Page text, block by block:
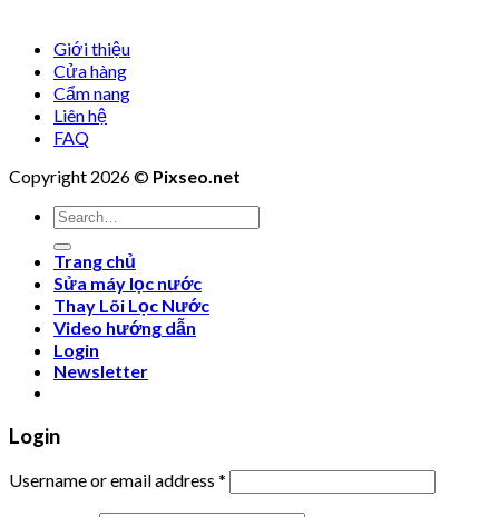
Giới thiệu
Cửa hàng
Cẩm nang
Liên hệ
FAQ
Copyright 2026 © Pixseo.net
Search
for:
Trang chủ
Sửa máy lọc nước
Thay Lõi Lọc Nước
Video hướng dẫn
Login
Newsletter
Login
Username or email address *